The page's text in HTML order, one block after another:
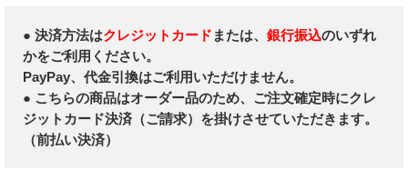
● 決済方法はクレジットカード または、 銀行振込のいずれ
かをご利用ください。
PayPay、代金引換はご利用いただけません。
● こちらの商品はオーダー品のため、ご注文確定時にクレ
ジットカード決済（ご請求）を掛けさせていただきます。
（前払い決済）